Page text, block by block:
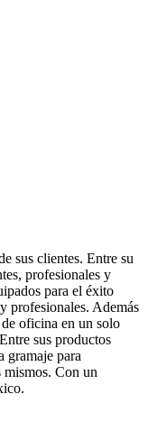
sus clientes. Entre su
profesionales y
para el éxito
profesionales. Además
oficina en un solo
sus productos
gramaje para
mismos. Con un